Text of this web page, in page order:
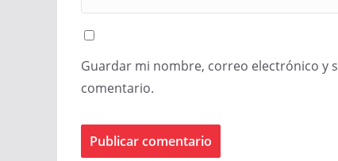
Guardar mi nombre, correo electrónico y
comentario.